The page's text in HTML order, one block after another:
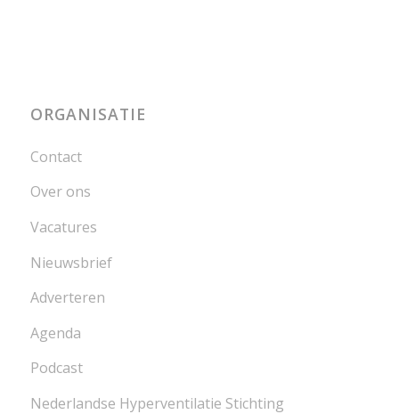
ORGANISATIE
Contact
Over ons
Vacatures
Nieuwsbrief
Adverteren
Agenda
Podcast
Nederlandse Hyperventilatie Stichting